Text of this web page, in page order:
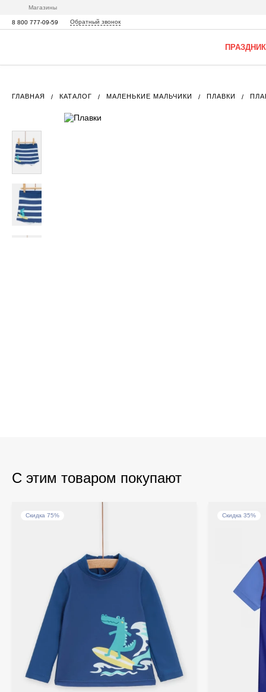
Магазины
8 800 777-09-59 Обратный звонок
ГЛАВНАЯ КАТАЛОГ МАЛЕНЬКИЕ МАЛЬЧИКИ ПЛАВКИ
С этим товаром покупают
Скидка 75% Скидка 35%